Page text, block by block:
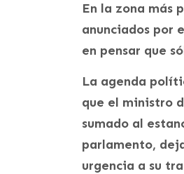
En la zona más
anunciados por
en pensar que
La agenda
que el ministro
sumado al
parlamento,
urgencia a su